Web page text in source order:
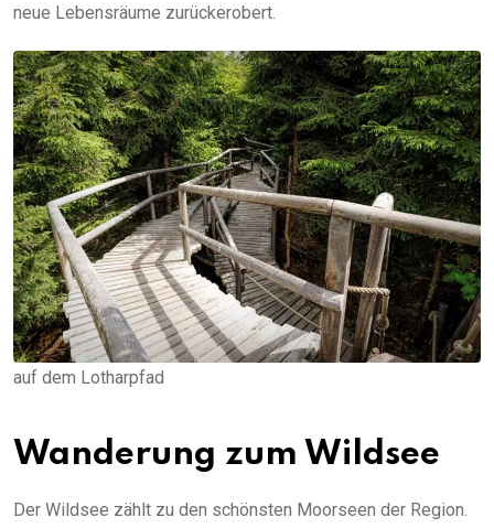
neue Lebensräume zurückerobert.
auf dem Lotharpfad
Wanderung zum Wildsee
Der Wildsee zählt zu den schönsten Moorseen der Region.